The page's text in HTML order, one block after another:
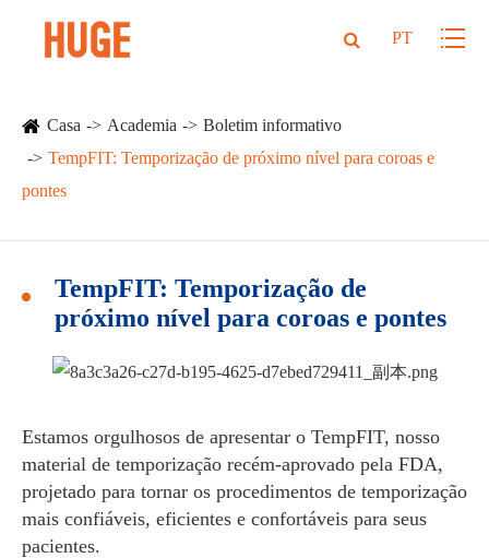
PT
Casa Academia
Boletim informativo
TempFIT: Temporização de próximo nível para coroas e
pontes
TempFIT: Temporização de
próximo nível para coroas e pontes
Estamos orgulhosos de apresentar o TempFIT, nosso
material de temporização recém-aprovado pela FDA,
projetado para tornar os procedimentos de temporização
mais confiáveis, eficientes e confortáveis para seus
pacientes.